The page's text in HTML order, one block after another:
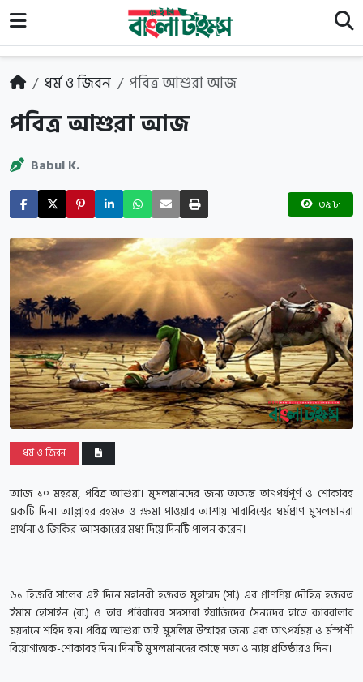
ধর্ম ও জিবন পবিত্র আশুরা আজ
পবিত্র আশুরা আজ
Babul K.
৩৯৮
ধর্ম ও জিবন
আজ ১০ মহরম, পবিত্র আশুরা। মুসলমানদের জন্য অত্যন্ত তাৎপর্যপূর্ণ ও শোকাবহ
একটি দিন। আল্লাহর রহমত ও ক্ষমা পাওয়ার আশায় সারাবিশ্বের ধর্মপ্রাণ মুসলমানরা
প্রার্থনা ও জিকির-আসকারের মধ্য দিয়ে দিনটি পালন করেন।
৬১ হিজরি সালের এই দিনে মহানবী হজরত মুহাম্মদ (সা.) এর প্রাণপ্রিয় দৌহিত্র হজরত
ইমাম হোসাইন (রা.) ও তার পরিবারের সদস্যরা ইয়াজিদের সৈন্যদের হাতে কারবালার
ময়দানে শহিদ হন। পবিত্র আশুরা তাই মুসলিম উম্মাহর জন্য এক তাৎপর্যময় ও র্মস্পর্শী
বিয়োগাত্মক-শোকাবহ দিন। দিনটি মুসলমানদের কাছে সত্য ও ন্যায় প্রতিষ্ঠারও দিন।